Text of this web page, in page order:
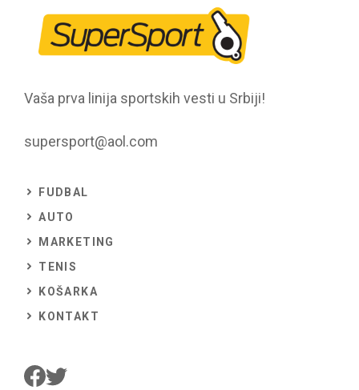
Vaša prva linija sportskih vesti u Srbiji!
supersport@aol.com
FUDBAL
AUTO
MARKETING
TENIS
KOŠARKA
KONTAKT